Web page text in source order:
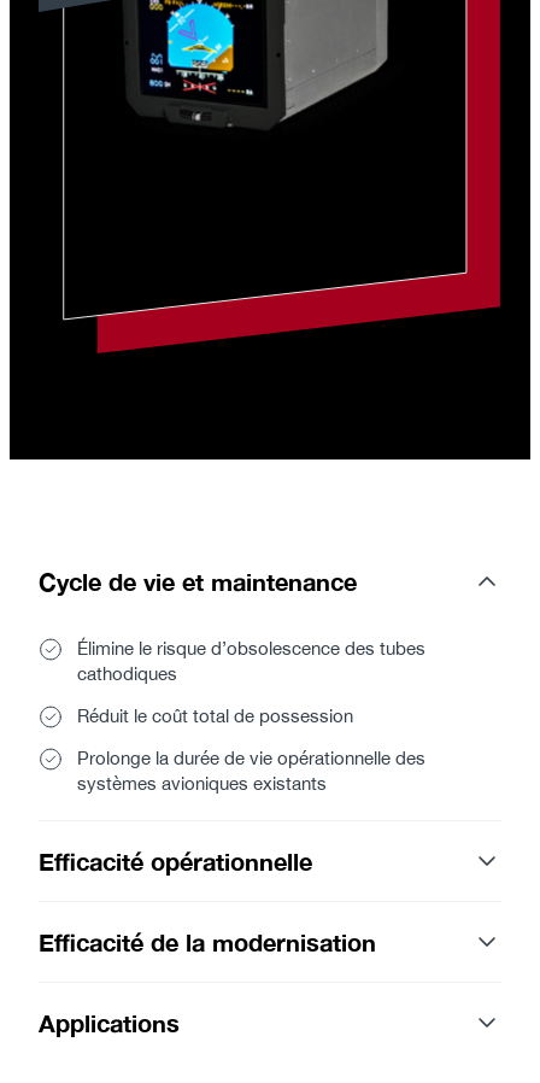
Cycle de vie et maintenance
Élimine le risque d’obsolescence des tubes
cathodiques
Réduit le coût total de possession
Prolonge la durée de vie opérationnelle des
systèmes avioniques existants
Efficacité opérationnelle
Efficacité de la modernisation
Applications